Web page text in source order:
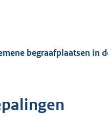
begraafplaatsen in